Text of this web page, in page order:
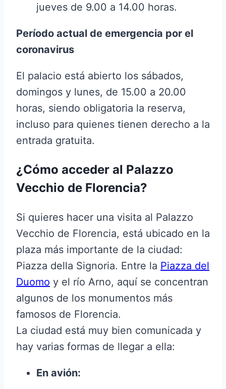
jueves de 9.00 a 14.00 horas.
Período actual de emergencia por el
coronavirus
El palacio está abierto los sábados,
domingos y lunes, de 15.00 a 20.00
horas, siendo obligatoria la reserva,
incluso para quienes tienen derecho a la
entrada gratuita.
¿Cómo acceder al Palazzo
Vecchio de Florencia?
Si quieres hacer una visita al Palazzo
Vecchio de Florencia, está ubicado en la
plaza más importante de la ciudad:
Piazza della Signoria. Entre la Piazza del
Duomo y el río Arno, aquí se concentran
algunos de los monumentos más
famosos de Florencia.
La ciudad está muy bien comunicada y
hay varias formas de llegar a ella:
En avión: